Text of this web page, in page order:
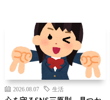
2026.08.07 生活